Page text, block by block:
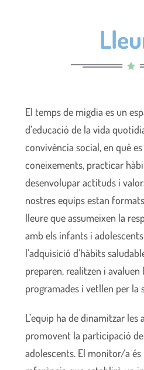
El temps de migdia es un
d’educació de la vida
convivència social, en què
coneixements, practicar
desenvolupar actituds i
nostres equips estan
lleure que assumeixen la
amb els infants i
l’adquisició d’hàbits
preparen, realitzen i
programades i vetllen per la
L’equip ha de dinamitzar
promovent la participació
adolescents. El monitor/a